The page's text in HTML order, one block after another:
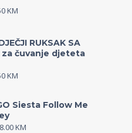
KM
RUKSAK SA
za čuvanje djeteta
KM
Siesta Follow Me
KM